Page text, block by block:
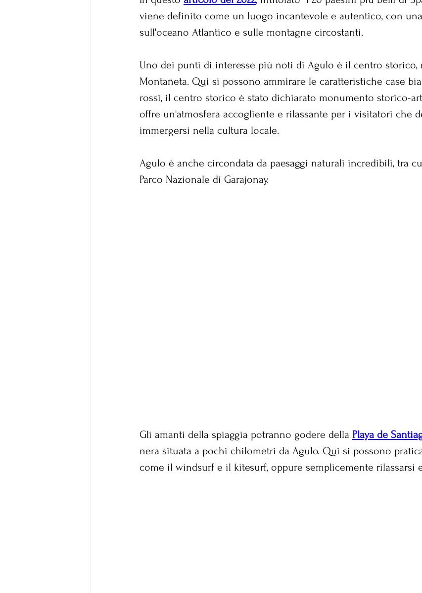
viene definito come un luogo incantevole e autentico, con
sull'oceano Atlantico e sulle montagne circostanti.
Uno dei punti di interesse più noti di Agulo è il centro storico,
Montañeta. Qui si possono ammirare le caratteristiche case
rossi, il centro storico è stato dichiarato monumento storico-
offre un'atmosfera accogliente e rilassante per i visitatori che
immergersi nella cultura locale.
Agulo è anche circondata da paesaggi naturali incredibili, tra
Parco Nazionale di Garajonay.
Gli amanti della spiaggia potranno godere della Playa de
nera situata a pochi chilometri da Agulo. Qui si possono
come il windsurf e il kitesurf, oppure semplicemente rilassarsi